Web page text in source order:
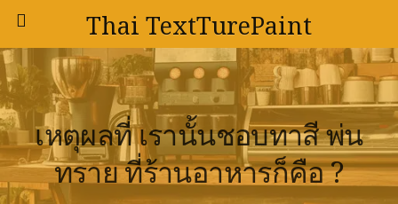
Thai TextTurePaint
เหตุผลที่ เรานั้นชอบทาสี พ่น
ทราย ที่ร้านอาหารก็คือ ?